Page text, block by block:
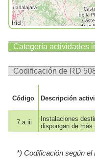
Categoría actividades
Codificación de RD
Código Descripción
7.a.iii
Instalaciones
dispongan de más
*) Codificación según el